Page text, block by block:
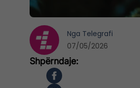
Nga Telegrafi
07/05/2026